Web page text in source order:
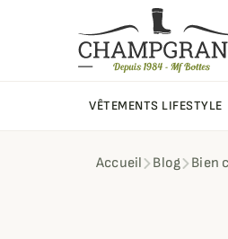
VÊTEMENTS LIFESTYLE
Accueil Blog Bien